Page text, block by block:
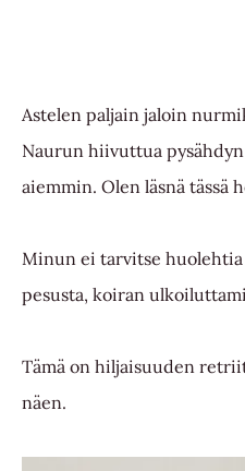
Astelen paljain jaloin
Naurun hiivuttua
aiemmin. Olen läsnä tässä
Minun ei tarvitse huolehtia
pesusta, koiran
Tämä on hiljaisuuden
näen.